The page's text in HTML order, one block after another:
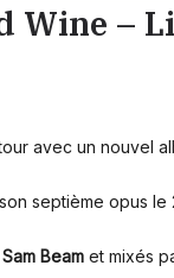
Wine –
avec un nouvel
septième opus le
Sam Beam et mixés